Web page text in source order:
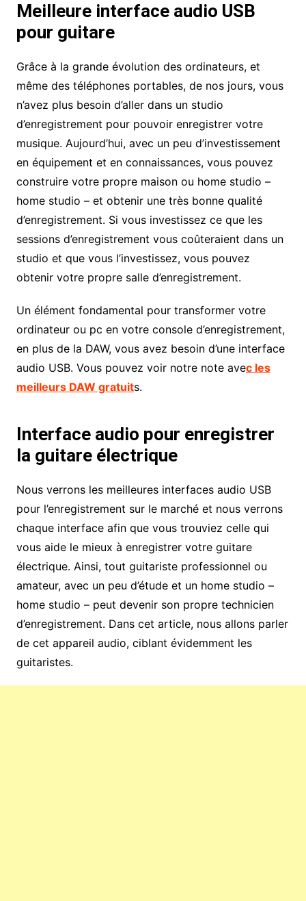
Meilleure interface audio USB
pour guitare
Grâce à la grande évolution des ordinateurs, et
même des téléphones portables, de nos jours, vous
n’avez plus besoin d’aller dans un studio
d’enregistrement pour pouvoir enregistrer votre
musique. Aujourd’hui, avec un peu d’investissement
en équipement et en connaissances, vous pouvez
construire votre propre maison ou home studio –
home studio – et obtenir une très bonne qualité
d’enregistrement. Si vous investissez ce que les
sessions d’enregistrement vous coûteraient dans un
studio et que vous l’investissez, vous pouvez
obtenir votre propre salle d’enregistrement.
Un élément fondamental pour transformer votre
ordinateur ou pc en votre console d’enregistrement,
en plus de la DAW, vous avez besoin d’une interface
audio USB. Vous pouvez voir notre note avec les
meilleurs DAW gratuits.
Interface audio pour enregistrer
la guitare électrique
Nous verrons les meilleures interfaces audio USB
pour l’enregistrement sur le marché et nous verrons
chaque interface afin que vous trouviez celle qui
vous aide le mieux à enregistrer votre guitare
électrique. Ainsi, tout guitariste professionnel ou
amateur, avec un peu d’étude et un home studio –
home studio – peut devenir son propre technicien
d’enregistrement. Dans cet article, nous allons parler
de cet appareil audio, ciblant évidemment les
guitaristes.